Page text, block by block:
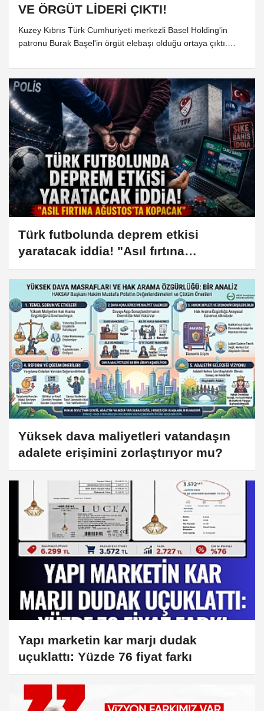
VE ÖRGÜT LİDERİ ÇIKTI!
Kuzey Kıbrıs Türk Cumhuriyeti merkezli Basel Holding'in
patronu Burak Başel'in örgüt elebaşı olduğu ortaya çıktı.
ödülünü almasıyla gündeme gelmişti.
Türk futbolunda deprem etkisi
yaratacak iddia! "Asıl fırtına
Ağustos'ta kopacak"
Yüksek dava maliyetleri vatandaşın
adalete erişimini zorlaştırıyor mu?
Yapı marketin kar marjı dudak
uçuklattı: Yüzde 76 fiyat farkı